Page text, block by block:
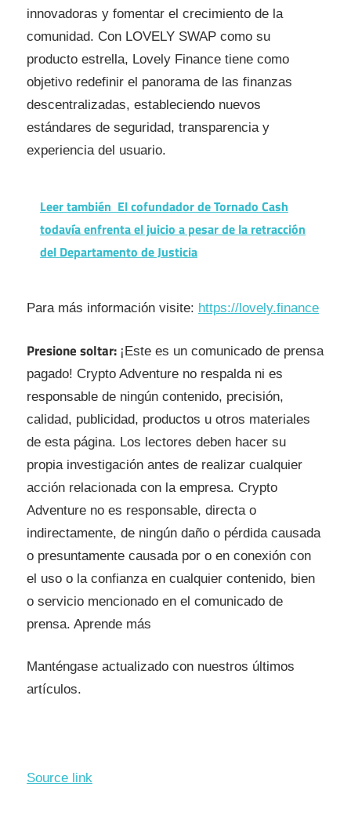
innovadoras y fomentar el crecimiento de la
comunidad. Con LOVELY SWAP como su
producto estrella, Lovely Finance tiene como
objetivo redefinir el panorama de las finanzas
descentralizadas, estableciendo nuevos
estándares de seguridad, transparencia y
experiencia del usuario.
Leer también El cofundador de Tornado Cash
todavía enfrenta el juicio a pesar de la retracción
del Departamento de Justicia
Para más información visite: https://lovely.finance
Presione soltar: ¡Este es un comunicado de prensa
pagado! Crypto Adventure no respalda ni es
responsable de ningún contenido, precisión,
calidad, publicidad, productos u otros materiales
de esta página. Los lectores deben hacer su
propia investigación antes de realizar cualquier
acción relacionada con la empresa. Crypto
Adventure no es responsable, directa o
indirectamente, de ningún daño o pérdida causada
o presuntamente causada por o en conexión con
el uso o la confianza en cualquier contenido, bien
o servicio mencionado en el comunicado de
prensa. Aprende más
Manténgase actualizado con nuestros últimos
artículos.
Source link